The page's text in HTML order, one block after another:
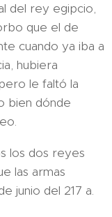
del rey egipcio,
que el de
cuando ya iba a
hubiera
le faltó la
bien dónde
los dos reyes
las armas
junio del 217 a.